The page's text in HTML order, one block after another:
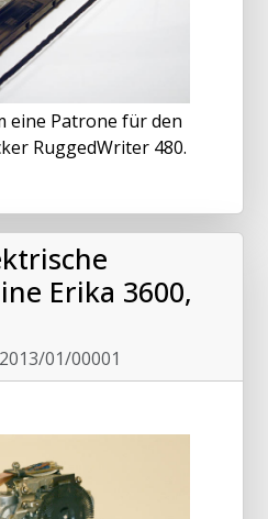
eine Patrone für den
RuggedWriter 480.
Erika 3600,
01/00001